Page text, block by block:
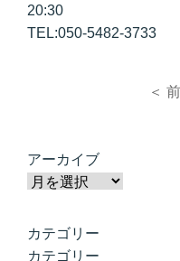
20:30
TEL:050-5482-3733
＜
アーカイブ
カテゴリー
カテゴリー